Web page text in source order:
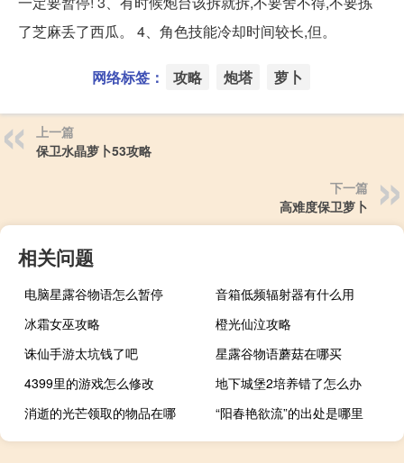
了芝麻丢了西瓜。 4、角色技能冷却时间较长,但。
网络标签： 攻略 炮塔 萝卜
上一篇
保卫水晶萝卜53攻略
下一篇
高难度保卫萝卜
相关问题
电脑星露谷物语怎么暂停
音箱低频辐射器有什么用
冰霜女巫攻略
橙光仙泣攻略
诛仙手游太坑钱了吧
星露谷物语蘑菇在哪买
4399里的游戏怎么修改
地下城堡2培养错了怎么办
消逝的光芒领取的物品在哪
“阳春艳欲流”的出处是哪里